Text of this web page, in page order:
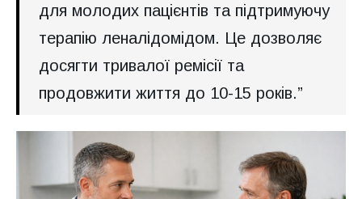
для молодих пацієнтів та підтримуючу
терапію леналідомідом. Це дозволяє
досягти тривалої ремісії та
продовжити життя до 10-15 років.”